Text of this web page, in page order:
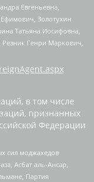
Евгеньевна,
Золотухин
Татьяна Иосифовна,
Генри Маркович,
в том числе
признанных
Федерации
сил моджахедов
Асбат аль-Ансар,
Партия